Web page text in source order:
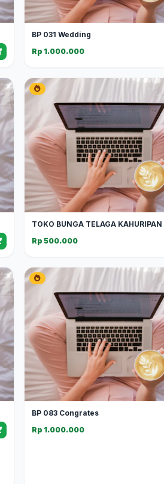
BP 031 Wedding
Rp 1.000.000
TOKO BUNGA TELAGA KAHURIPAN
Rp 500.000
BP 083 Congrates
Rp 1.000.000